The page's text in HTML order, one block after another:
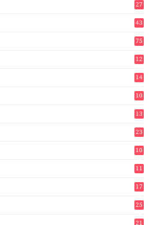
27
43
75
12
8
14
10
3
13
7
23
2
10
0
11
3
17
25
0
21